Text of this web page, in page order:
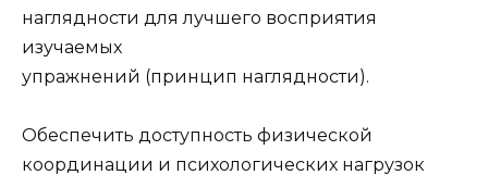
наглядности для лучшего восприятия
изучаемых
упражнений (принцип наглядности).
Обеспечить доступность физической
координации и психологических нагрузок